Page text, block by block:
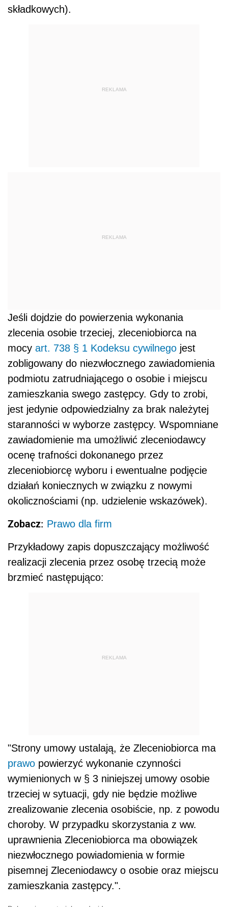
składkowych).
REKLAMA
REKLAMA
Jeśli dojdzie do powierzenia wykonania
zlecenia osobie trzeciej, zleceniobiorca na
mocy art. 738 § 1 Kodeksu cywilnego jest
zobligowany do niezwłocznego zawiadomienia
podmiotu zatrudniającego o osobie i miejscu
zamieszkania swego zastępcy. Gdy to zrobi,
jest jedynie odpowiedzialny za brak należytej
staranności w wyborze zastępcy. Wspomniane
zawiadomienie ma umożliwić zleceniodawcy
ocenę trafności dokonanego przez
zleceniobiorcę wyboru i ewentualne podjęcie
działań koniecznych w związku z nowymi
okolicznościami (np. udzielenie wskazówek).
Zobacz: Prawo dla firm
Przykładowy zapis dopuszczający możliwość
realizacji zlecenia przez osobę trzecią może
brzmieć następująco:
REKLAMA
"Strony umowy ustalają, że Zleceniobiorca ma
prawo powierzyć wykonanie czynności
wymienionych w § 3 niniejszej umowy osobie
trzeciej w sytuacji, gdy nie będzie możliwe
zrealizowanie zlecenia osobiście, np. z powodu
choroby. W przypadku skorzystania z ww.
uprawnienia Zleceniobiorca ma obowiązek
niezwłocznego powiadomienia w formie
pisemnej Zleceniodawcy o osobie oraz miejscu
zamieszkania zastępcy.".